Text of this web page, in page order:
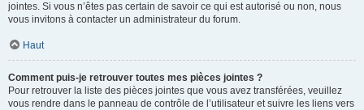
jointes. Si vous n’êtes pas certain de savoir ce qui est autorisé ou non, nous
vous invitons à contacter un administrateur du forum.
Haut
Comment puis-je retrouver toutes mes pièces jointes ?
Pour retrouver la liste des pièces jointes que vous avez transférées, veuillez
vous rendre dans le panneau de contrôle de l’utilisateur et suivre les liens vers